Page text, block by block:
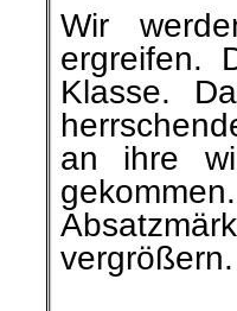
Wir
ergreifen.
Klasse.
an ihre
vergrößern.